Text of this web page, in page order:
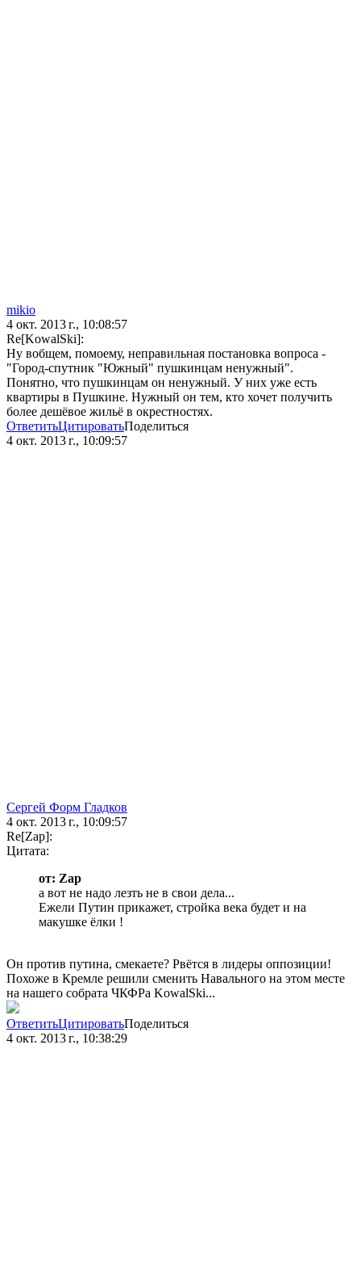
mikio
4 окт. 2013 г., 10:08:57
Re[KowalSki]:
Ну вобщем, помоему, неправильная постановка вопроса -
"Город-спутник "Южный" пушкинцам ненужный".
Понятно, что пушкинцам он ненужный. У них уже есть
квартиры в Пушкине. Нужный он тем, кто хочет получить
более дешёвое жильё в окрестностях.
ОтветитьЦитироватьПоделиться
4 окт. 2013 г., 10:09:57
Сергей Форм Гладков
4 окт. 2013 г., 10:09:57
Re[Zap]:
Цитата:
от: Zap
а вот не надо лезть не в свои дела...
Ежели Путин прикажет, стройка века будет и на
макушке ёлки !
Он против путина, смекаете? Рвётся в лидеры оппозиции!
Похоже в Кремле решили сменить Навального на этом месте
на нашего собрата ЧКФРа KowalSki...
ОтветитьЦитироватьПоделиться
4 окт. 2013 г., 10:38:29